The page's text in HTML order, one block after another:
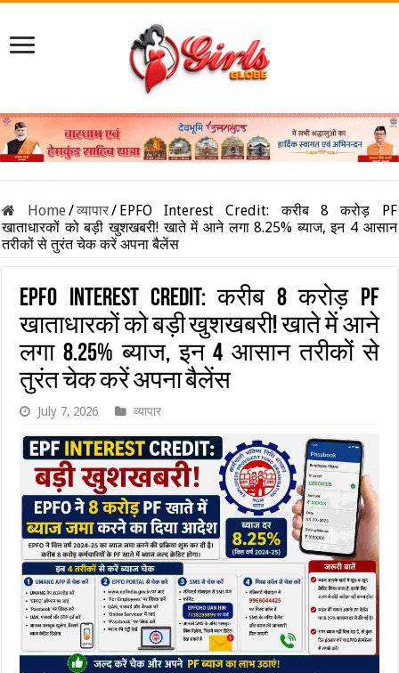
Home/व्यापार/ EPFO Interest Credit: करीब 8 करोड़ PF
खाताधारकों को बड़ी खुशखबरी! खाते में आने लगा 8.25% ब्याज, इन 4 आसान
तरीकों से तुरंत चेक करें अपना बैलेंस
EPFO Interest Credit: करीब 8 करोड़ PF
खाताधारकों को बड़ी खुशखबरी! खाते में आने
लगा 8.25% ब्याज, इन 4 आसान तरीकों से
तुरंत चेक करें अपना बैलेंस
July 7, 2026 व्यापार